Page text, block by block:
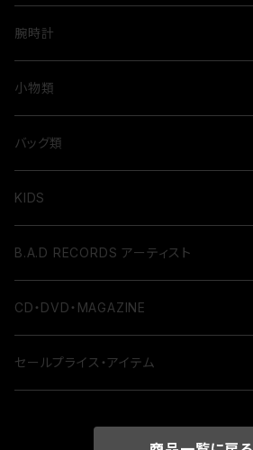
腕時計
小物類
バッグ類
KIDS
B.A.D RECORDS アーティスト
CD・DVD・MAGAZINE
セールプライス・アイテム